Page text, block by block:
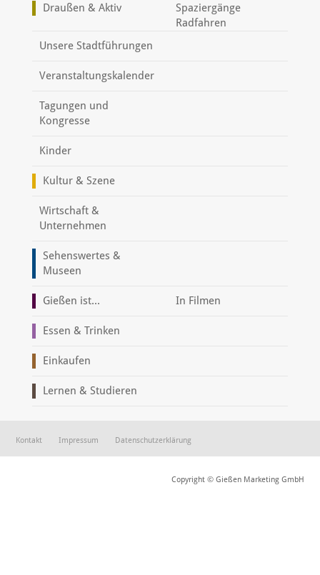
Draußen & Aktiv
Spaziergänge
Radfahren
Unsere Stadtführungen
Veranstaltungskalender
Tagungen und
Kongresse
Kinder
Kultur & Szene
Wirtschaft &
Unternehmen
Sehenswertes &
Museen
Gießen ist... In Filmen
Essen & Trinken
Einkaufen
Lernen & Studieren
Kontakt Impressum Datenschutzerklärung
Copyright © Gießen Marketing GmbH